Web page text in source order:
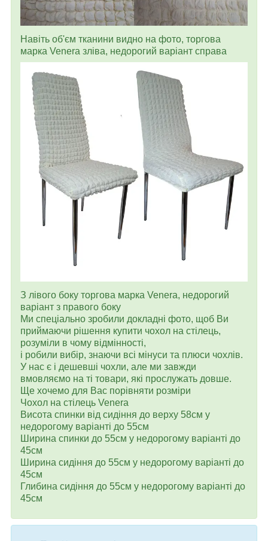
Навіть об'єм тканини видно на фото, торгова
марка Venera зліва, недорогий варіант справа
З лівого боку торгова марка Venera, недорогий
варіант з правого боку
Ми спеціально зробили докладні фото, щоб Ви
приймаючи рішення купити чохол на стілець,
розуміли в чому відмінності,
і робили вибір, знаючи всі мінуси та плюси чохлів.
У нас є і дешевші чохли, але ми завжди
вмовляємо на ті товари, які прослужать довше.
Ще хочемо для Вас порівняти розміри
Чохол на стілець Venera
Висота спинки від сидіння до верху 58см у
недорогому варіанті до 55см
Ширина спинки до 55см у недорогому варіанті до
45см
Ширина сидіння до 55см у недорогому варіанті до
45см
Глибина сидіння до 55см у недорогому варіанті до
45см